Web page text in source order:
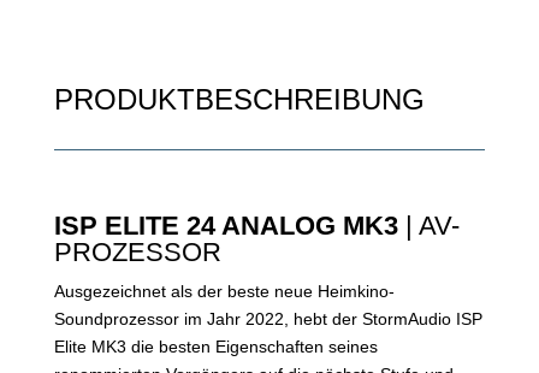
PRODUKTBESCHREIBUNG
ISP ELITE 24 ANALOG MK3| AV-
PROZESSOR
Ausgezeichnet als der beste neue Heimkino-
Soundprozessor im Jahr 2022, hebt der StormAudio ISP
Elite MK3 die besten Eigenschaften seines